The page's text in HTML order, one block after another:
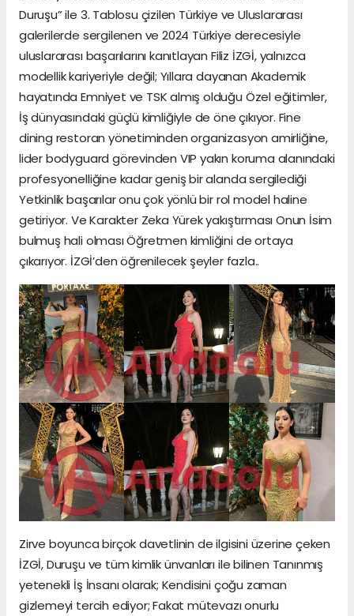
Duruşu” ile 3. Tablosu çizilen Türkiye ve Uluslararası
galerilerde sergilenen ve 2024 Türkiye derecesiyle
uluslararası başarılarını kanıtlayan Filiz İZGİ, yalnızca
modellik kariyeriyle değil; Yıllara dayanan Akademik
hayatında Emniyet ve TSK almış olduğu Özel eğitimler,
İş dünyasındaki güçlü kimliğiyle de öne çıkıyor. Fine
dining restoran yönetiminden organizasyon amirliğine,
lider bodyguard görevinden VIP yakın koruma alanındaki
profesyonelliğine kadar geniş bir alanda sergilediği
Yetkinlik başarılar onu çok yönlü bir rol model haline
getiriyor. Ve Karakter Zeka Yürek yakıştırması Onun İsim
bulmuş hali olması Öğretmen kimliğini de ortaya
çıkarıyor. İZGİ’den öğrenilecek şeyler fazla..
Zirve boyunca birçok davetlinin de ilgisini üzerine çeken
İZGİ, Duruşu ve tüm kimlik ünvanları ile bilinen Tanınmış
yetenekli İş İnsanı olarak; Kendisini çoğu zaman
gizlemeyi tercih ediyor; Fakat mütevazı onurlu